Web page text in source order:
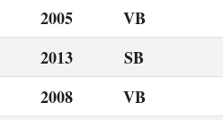
2005 VB
2013 SB
2008 VB